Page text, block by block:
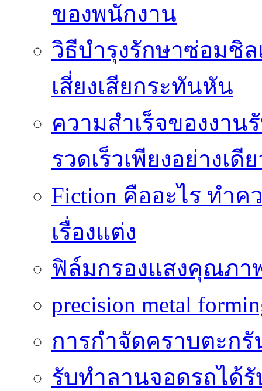
ของพนักงาน
วิธีบำรุงรักษาซ่อมชิ
เสี่ยงเสียกระทันหัน
ความสำเร็จของงา
รวดเร็วเพียงอย่างเดี
Fiction คืออะไร ทำ
เรื่องแต่ง
ฟิล์มกรองแสงคุณภา
precision metal
การกำจัดคราบตะกรั
รับทำลานจอดรถได้